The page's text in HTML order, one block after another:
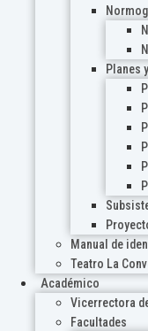
Planes
Manual de
Teatro La
Académico
Vicerrectora
Facultades